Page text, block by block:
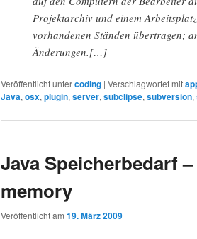
Projektarchiv und einem
vorhandenen Ständen übertragen;
Änderungen.[…]
Veröffentlicht untercoding | Verschlagwortet mit
Java, osx, plugin, server, subclipse, subversion,
Java Speicherbedarf
memory
Veröffentlicht am 19. März 2009